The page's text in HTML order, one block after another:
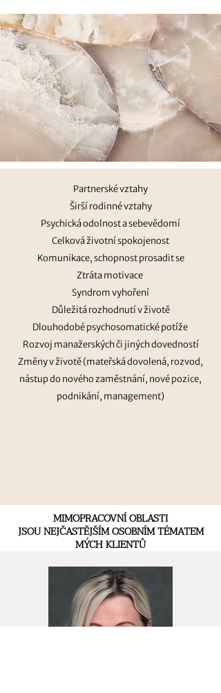
Partnerské vztahy
Širší rodinné vztahy
Psychická odolnost a sebevědomí
Celková životní spokojenost
Komunikace, schopnost prosadit se
Ztráta motivace
Syndrom vyhoření
Důležitá rozhodnutí v životě
Dlouhodobé psychosomatické potíže
Rozvoj manažerských či jiných dovedností
Změny v životě (mateřská dovolená, rozvod,
nástup do nového zaměstnání, nové pozice,
podnikání, management)
MIMOPRACOVNÍ OBLASTI
JSOU NEJČASTĚJŠÍM OSOBNÍM TÉMATEM
MÝCH KLIENTŮ